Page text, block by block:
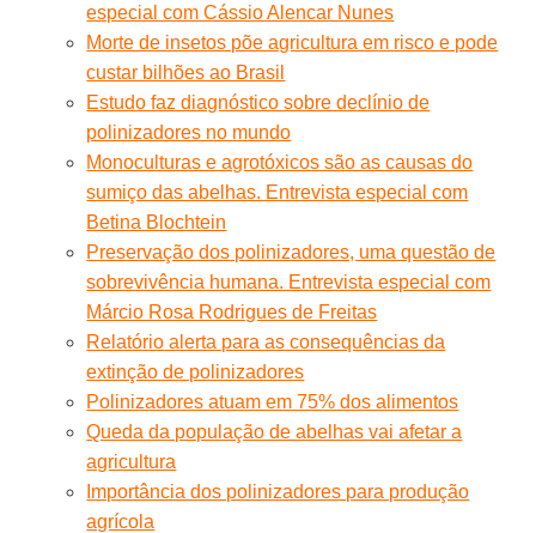
especial com Cássio Alencar Nunes
Morte de insetos põe agricultura em risco e pode
custar bilhões ao Brasil
Estudo faz diagnóstico sobre declínio de
polinizadores no mundo
Monoculturas e agrotóxicos são as causas do
sumiço das abelhas. Entrevista especial com
Betina Blochtein
Preservação dos polinizadores, uma questão de
sobrevivência humana. Entrevista especial com
Márcio Rosa Rodrigues de Freitas
Relatório alerta para as consequências da
extinção de polinizadores
Polinizadores atuam em 75% dos alimentos
Queda da população de abelhas vai afetar a
agricultura
Importância dos polinizadores para produção
agrícola